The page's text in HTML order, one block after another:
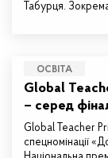
Табурця.
ОСВІТА
Global
– серед
Global Teacher
спецномінації